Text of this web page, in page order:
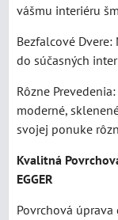
vášmu interiéru
Bezfalcové
do súčasných
Rôzne
moderné,
svojej ponuke
Kvalitná
EGGER
Povrchová